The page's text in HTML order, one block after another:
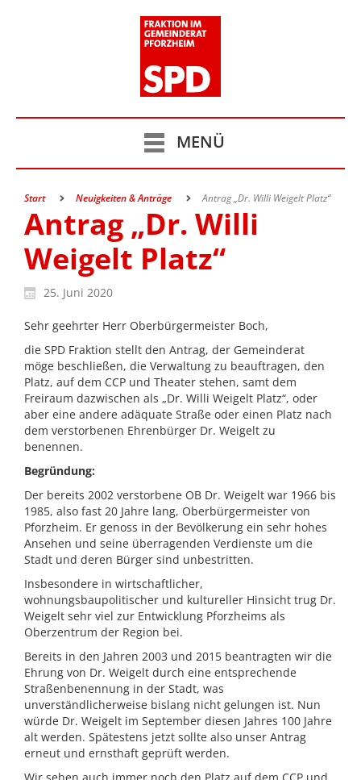
MENÜ
Start Neuigkeiten & Anträge Antrag „Dr. Willi Weigelt Platz“
Antrag „Dr. Willi
Weigelt Platz“
25. Juni 2020
Sehr geehrter Herr Oberbürgermeister Boch,
die SPD Fraktion stellt den Antrag, der Gemeinderat
möge beschließen, die Verwaltung zu beauftragen, den
Platz, auf dem CCP und Theater stehen, samt dem
Freiraum dazwischen als „Dr. Willi Weigelt Platz“, oder
aber eine andere adäquate Straße oder einen Platz nach
dem verstorbenen Ehrenbürger Dr. Weigelt zu
benennen.
Begründung:
Der bereits 2002 verstorbene OB Dr. Weigelt war 1966 bis
1985, also fast 20 Jahre lang, Oberbürgermeister von
Pforzheim. Er genoss in der Bevölkerung ein sehr hohes
Ansehen und seine überragenden Verdienste um die
Stadt und deren Bürger sind unbestritten.
Insbesondere in wirtschaftlicher,
wohnungsbaupolitischer und kultureller Hinsicht trug Dr.
Weigelt sehr viel zur Entwicklung Pforzheims als
Oberzentrum der Region bei.
Bereits in den Jahren 2003 und 2015 beantragten wir die
Ehrung von Dr. Weigelt durch eine entsprechende
Straßenbenennung in der Stadt, was
unverständlicherweise bislang nicht gelungen ist. Nun
würde Dr. Weigelt im September diesen Jahres 100 Jahre
alt werden. Spätestens jetzt sollte also unser Antrag
erneut und ernsthaft geprüft werden.
Wir sehen auch immer noch den Platz auf dem CCP und